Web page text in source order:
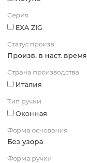
Серия
EXA ZIG
Статус произв.
Произв. в наст. время
Страна производства
Италия
Тип ручки
Оконная
Форма основания
Без узора
Форма ручки